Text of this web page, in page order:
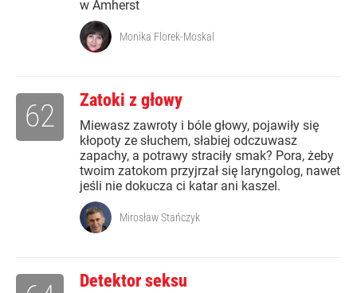
w Amherst
Monika Florek-Moskal
Zatoki z głowy
Miewasz zawroty i bóle głowy, pojawiły się
kłopoty ze słuchem, słabiej odczuwasz
zapachy, a potrawy straciły smak? Pora, żeby
twoim zatokom przyjrzał się laryngolog, nawet
jeśli nie dokucza ci katar ani kaszel.
62
Mirosław Stańczyk
Detektor seksu